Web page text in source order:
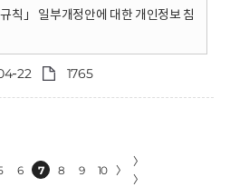
칙」 일부개정안에 대한 개인정보 침
22 1765
6 7 8 9 10 〉
〉
〉